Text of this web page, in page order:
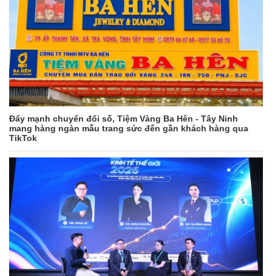
Đẩy mạnh chuyển đổi số, Tiệm Vàng Ba Hên - Tây Ninh
mang hàng ngàn mẫu trang sức đến gần khách hàng qua
TikTok